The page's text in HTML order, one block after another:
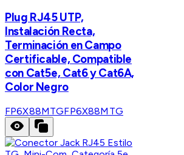
Plug RJ45 UTP,
Instalación Recta,
Terminación en Campo
Certificable, Compatible
con Cat5e, Cat6 y Cat6A,
Color Negro
FP6X88MTGFP6X88MTG